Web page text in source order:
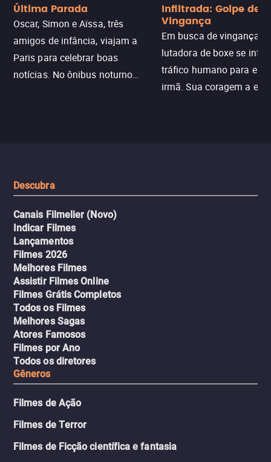
Última Parada
Oscar, Simon e Aïssa, três
amigos de infância, viajam a
Paris para celebrar boas
notícias. No ônibus noturno
Infiltrada: Golpe de
Vingança
Em busca de vingança,
lutadora de boxe se
tráfico humano para
irmã. Sua coragem a
Descubra
Canais Filmelier (Novo)
Indicar Filmes
Lançamentos
Filmes 2026
Melhores Filmes
Assistir Filmes Online
Filmes Grátis Completos
Todos os Filmes
Melhores Sagas
Atores Famosos
Filmes por Ano
Todos os diretores
Gêneros
Filmes de Ação
Filmes de Terror
Filmes de Ficção científica e fantasia